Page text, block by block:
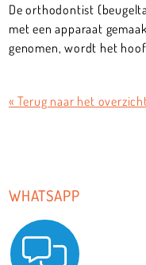
De orthodontist
met een apparaat
genomen, wordt het
« Terug naar het
WHATSAPP